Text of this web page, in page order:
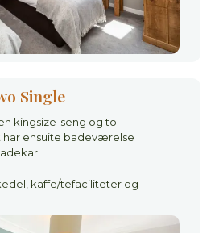
Single
kingsize-seng og to
ensuite badeværelse
kaffe/tefaciliteter og